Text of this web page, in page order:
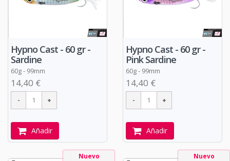
Hypno Cast - 60 gr -
Sardine
60g - 99mm
14,40 €
Añadir
Hypno Cast - 60 gr -
Pink Sardine
60g - 99mm
14,40 €
Añadir
Nuevo Nuevo